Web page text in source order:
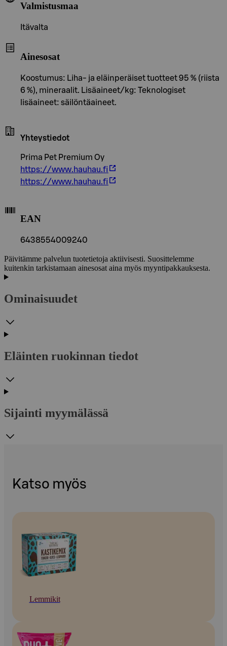
Valmistusmaa
Itävalta
Ainesosat
Koostumus: Liha- ja eläinperäiset tuotteet 95 % (riista
6 %), mineraalit. Lisäaineet/kg: Teknologiset
lisäaineet: säilöntäaineet.
Yhteystiedot
Prima Pet Premium Oy
https://www.hauhau.fi
https://www.hauhau.fi
EAN
6438554009240
Päivitämme palvelun tuotetietoja aktiivisesti. Suosittelemme
kuitenkin tarkistamaan ainesosat aina myös myyntipakkauksesta.
Ominaisuudet
Eläinten ruokinnan tiedot
Sijainti myymälässä
Katso myös
Lemmikit